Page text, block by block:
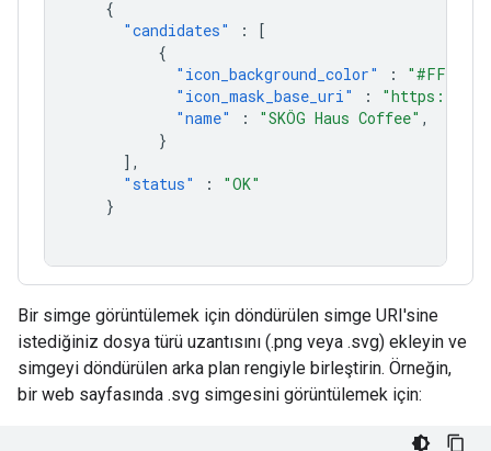
{
"candidates"
:
[
{
"icon_background_color"
:
"#FF9E67"
"icon_mask_base_uri"
:
"https://
"name"
: "SKÖG Haus Coffee" ,
}
],
"status"
:
"OK"
}
Bir simge görüntülemek için döndürülen simge URI'sine
istediğiniz dosya türü uzantısını (.png veya .svg) ekleyin ve
simgeyi döndürülen arka plan rengiyle birleştirin. Örneğin,
bir web sayfasında .svg simgesini görüntülemek için: